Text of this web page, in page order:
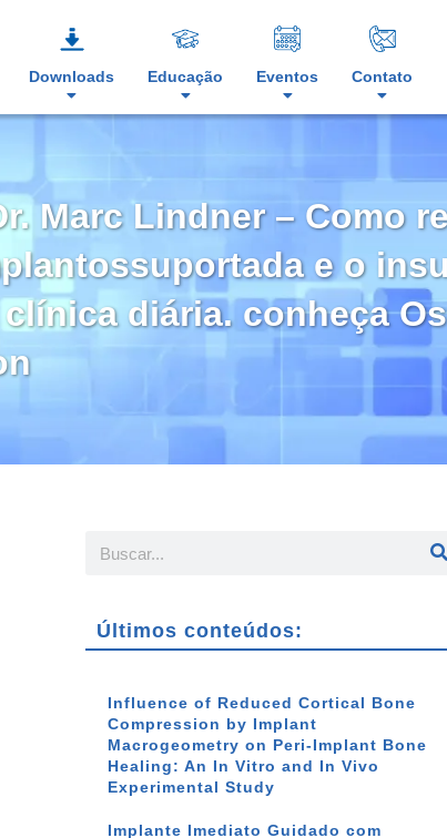
Downloads Educação Eventos Contato
Marc Lindner – Como
e o
diária. conheça
Últimos conteúdos:
Influence of Reduced Cortical Bone
Compression by Implant
Macrogeometry on Peri-Implant Bone
Healing: An In Vitro and In Vivo
Experimental Study
Implante Imediato Guidado com